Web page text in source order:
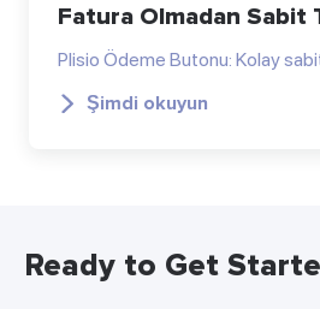
Fatura Olmadan Sabit
Plisio Ödeme Butonu: Kolay
Şimdi okuyun
Ready to Get